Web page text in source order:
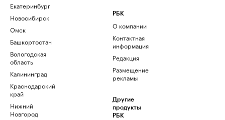
Екатеринбург
Новосибирск
Омск
Башкортостан
Вологодская
область
Калининград
Краснодарский
край
Нижний
Новгород
РБК
О компании
Контактная
информация
Редакция
Размещение
рекламы
Другие
продукты
РБК